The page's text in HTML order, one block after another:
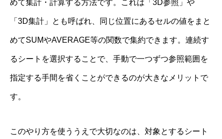
めて集計・計算する方法です。これは「3D参照」や
「3D集計」とも呼ばれ、同じ位置にあるセルの値をまと
めてSUMやAVERAGE等の関数で集約できます。連続す
るシートを選択することで、手動で一つずつ参照範囲を
指定する手間を省くことができるのが大きなメリットで
す。
このやり方を使ううえで大切なのは、対象とするシート